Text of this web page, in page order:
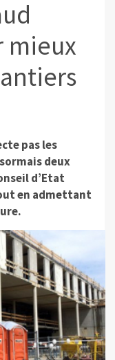
mieux
pas les
deux
d’Etat
en admettant